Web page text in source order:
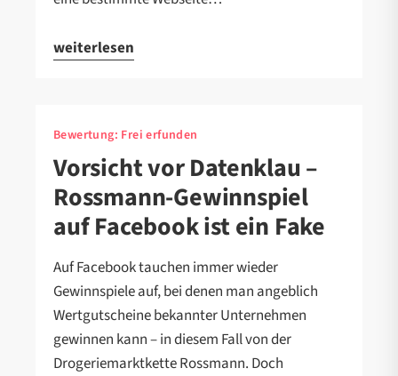
weiterlesen
Bewertung: Frei erfunden
Vorsicht vor Datenklau –
Rossmann-Gewinnspiel
auf Facebook ist ein Fake
Auf Facebook tauchen immer wieder
Gewinnspiele auf, bei denen man angeblich
Wertgutscheine bekannter Unternehmen
gewinnen kann – in diesem Fall von der
Drogeriemarktkette Rossmann. Doch